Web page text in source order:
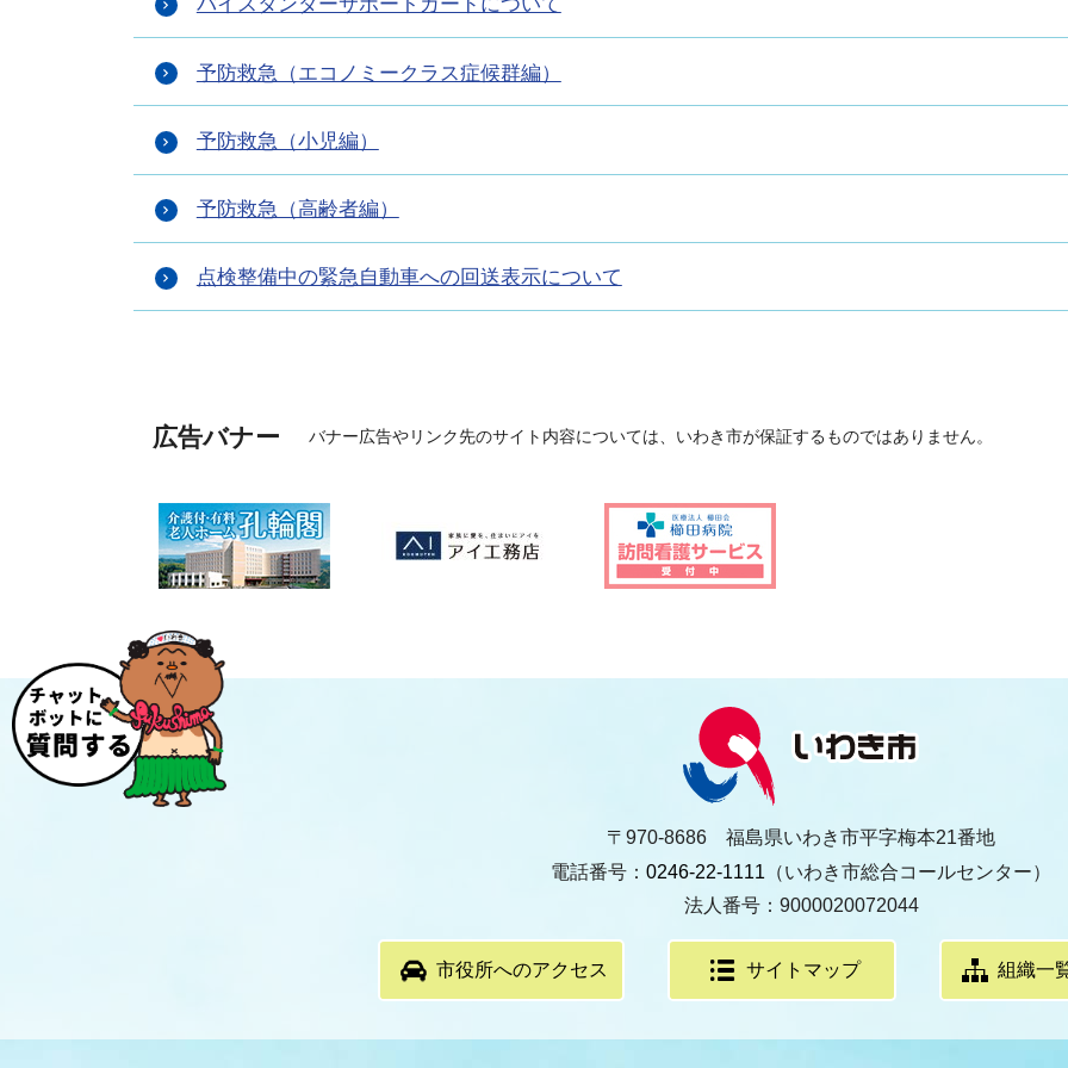
バイスタンダーサポートカードについて
予防救急（エコノミークラス症候群編）
予防救急（小児編）
予防救急（高齢者編）
点検整備中の緊急自動車への回送表示について
広告バナー バナー広告やリンク先のサイト内容については、いわき市が保証するものではありません。
〒970-8686 福島県いわき市平字梅本21番地
電話番号： 0246-22-1111 （いわき市総合コールセンター）
法人番号：9000020072044
市役所へのアクセス サイトマップ 組織一